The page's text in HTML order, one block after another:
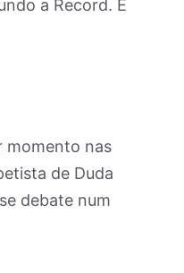
a Record. E
momento nas
de Duda
debate num